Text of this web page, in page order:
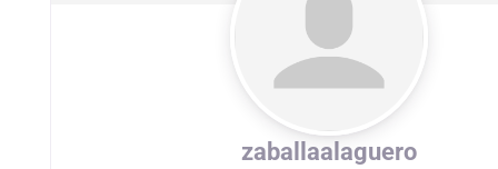
zaballaalaguero